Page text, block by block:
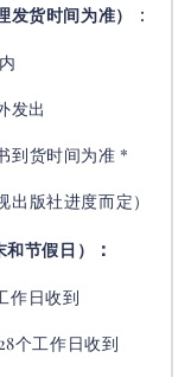
发货时间为准） ：
发出
到货时间为准 *
出版社进度而定）
和节假日） ：
作日收到
个工作日收到